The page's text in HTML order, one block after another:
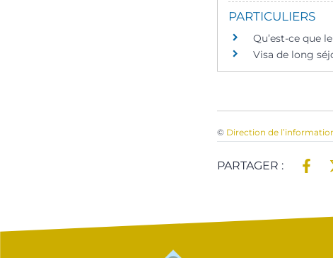
PARTICULIERS
Qu’est-ce que
Visa de long
© Direction de
PARTAGER :